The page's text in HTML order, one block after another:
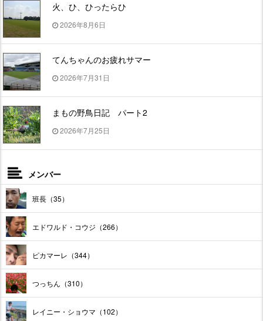
火、ひ、ひったらひ
2026年8月6日
てんちゃんのお疲れサマー
2026年7月31日
まもの野鳥日記 パート2
2026年7月25日
メンバー
班長（35）
エドワルド・コウジ（266）
ピカマーレ（344）
つっちん（310）
レイニー・ショウマ（102）